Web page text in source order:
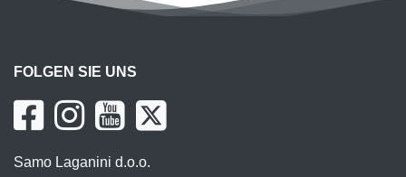
FOLGEN SIE UNS
Samo Laganini d.o.o.